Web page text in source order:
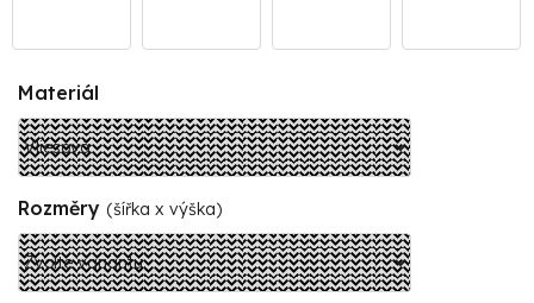
Materiál
Rozměry (šířka x výška)